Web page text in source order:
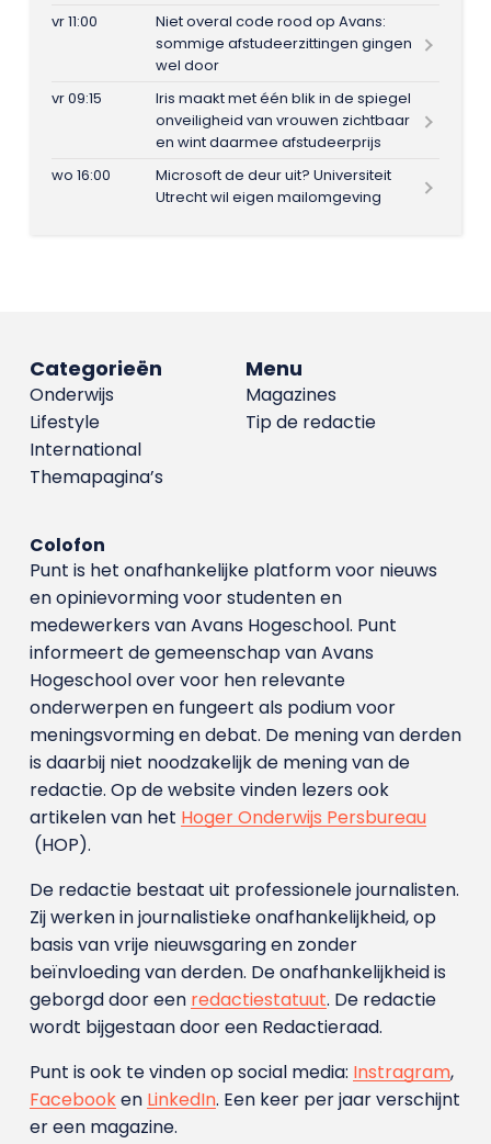
vr 11:00
Niet overal code rood op Avans:
sommige afstudeerzittingen gingen
wel door
vr 09:15
Iris maakt met één blik in de spiegel
onveiligheid van vrouwen zichtbaar
en wint daarmee afstudeerprijs
wo 16:00
Microsoft de deur uit? Universiteit
Utrecht wil eigen mailomgeving
Menu
Magazines
Tip de redactie
Categorieën
Onderwijs
Lifestyle
International
Themapagina’s
Colofon
Punt is het onafhankelijke platform voor nieuws
en opinievorming voor studenten en
medewerkers van Avans Hoge­school. Punt
informeert de gemeenschap van Avans
Hogeschool over voor hen relevante
onderwerpen en fungeert als podium voor
meningsvorming en debat. De mening van derden
is daarbij niet noodzakelijk de mening van de
redactie. Op de website vinden lezers ook
artikelen van het Hoger Onderwijs Persbureau
(HOP).
De redactie bestaat uit professionele journalisten.
Zij werken in journalistieke onafhankelijkheid, op
basis van vrije nieuwsgaring en zonder
beïnvloeding van derden. De onafhankelijkheid is
geborgd door een redactiestatuut. De redactie
wordt bijgestaan door een Redactieraad.
Punt is ook te vinden op social media: Instragram,
Facebooken LinkedIn. Een keer per jaar verschijnt
er een magazine.